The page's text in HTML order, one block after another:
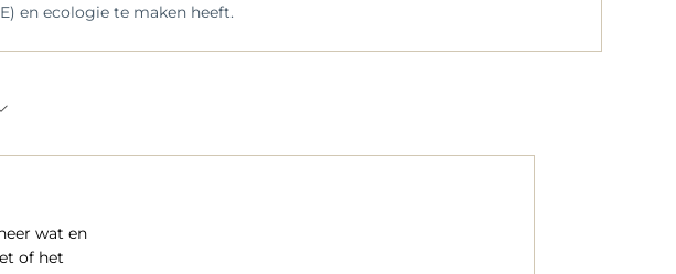
en ecologie te maken heeft.
wat en
of het